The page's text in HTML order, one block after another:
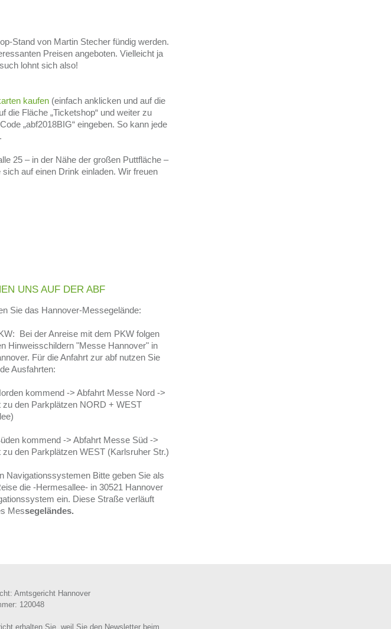
Stand von Martin Stecher fündig werden.
Preisen angeboten. Vielleicht ja
lohnt sich also!
kaufen (einfach anklicken und auf die
die Fläche „Ticketshop“ und weiter zu
„abf2018BIG“ eingeben. So kann jede
25 – in der Nähe der großen Puttfläche –
auf einen Drink einladen. Wir freuen
UNS AUF DER ABF
Sie das Hannover-Messegelände:
Bei der Anreise mit dem PKW folgen
Hinweisschildern "Messe Hannover" in
Für die Anfahrt zur abf nutzen Sie
Ausfahrten:
kommend -> Abfahrt Messe Nord ->
zu den Parkplätzen NORD + WEST
kommend -> Abfahrt Messe Süd ->
zu den Parkplätzen WEST (Karlsruher Str.)
Navigationssystemen Bitte geben Sie als
die -Hermesallee- in 30521 Hannover
ein. Diese Straße verläuft
Messegeländes.
Amtsgericht Hannover
120048
erhalten Sie, weil Sie den Newsletter beim